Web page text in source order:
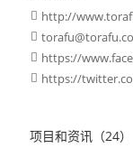
项目和资讯（24）
 http://

 https://
 https://